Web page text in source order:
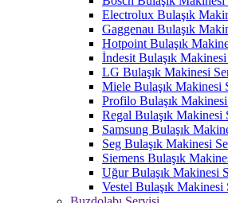
Electrolux Bulaşık
Gaggenau Bulaşık
Hotpoint Bulaşık
İndesit Bulaşık
LG Bulaşık Makinesi
Miele Bulaşık Makinesi
Profilo Bulaşık
Regal Bulaşık Makinesi
Samsung Bulaşık
Seg Bulaşık Makinesi
Siemens Bulaşık
Uğur Bulaşık Makinesi
Vestel Bulaşık Makinesi